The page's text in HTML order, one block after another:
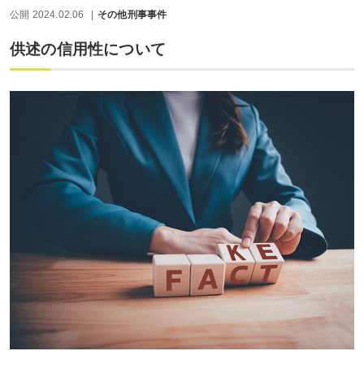
公開 2024.02.06 その他刑事事件
供述の信用性について